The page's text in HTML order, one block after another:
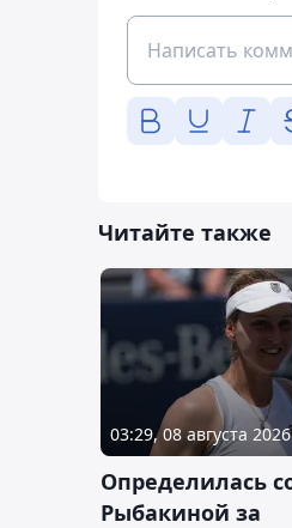
Читайте также
03:29, 08 августа 2026
Определилась
Рыбакиной за